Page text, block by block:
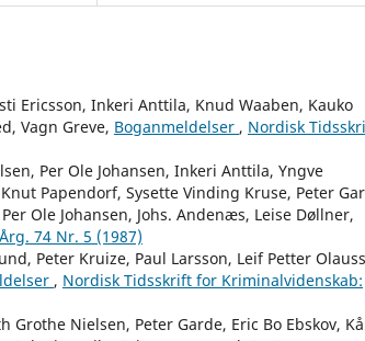
Ericsson, Inkeri Anttila, Knud Waaben, Kauko
Vagn Greve, Boganmeldelser , Nordisk
Per Ole Johansen, Inkeri Anttila, Yngve
Papendorf, Sysette Vinding Kruse, Peter
Ole Johansen, Johs. Andenæs, Leise Døllner,
74 Nr. 5 (1987)
Peter Kruize, Paul Larsson, Leif Petter
, Nordisk Tidsskrift for Kriminalvidenskab:
Nielsen, Peter Garde, Eric Bo Ebskov,